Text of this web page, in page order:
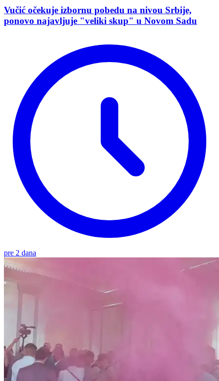
Vučić očekuje izbornu pobedu na nivou Srbije,
ponovo najavljuje "veliki skup" u Novom Sadu
pre 2 dana